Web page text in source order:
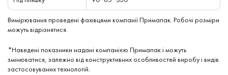
Вимірювання проведені фахівцями компанії Примапак. Робочі розміри
можуть відрізнятися.
*Наведені показники надані компанією Примапак і можуть
змінюватися, залежно від конструктивних особливостей виробу і видів
застосовуваних технологій.